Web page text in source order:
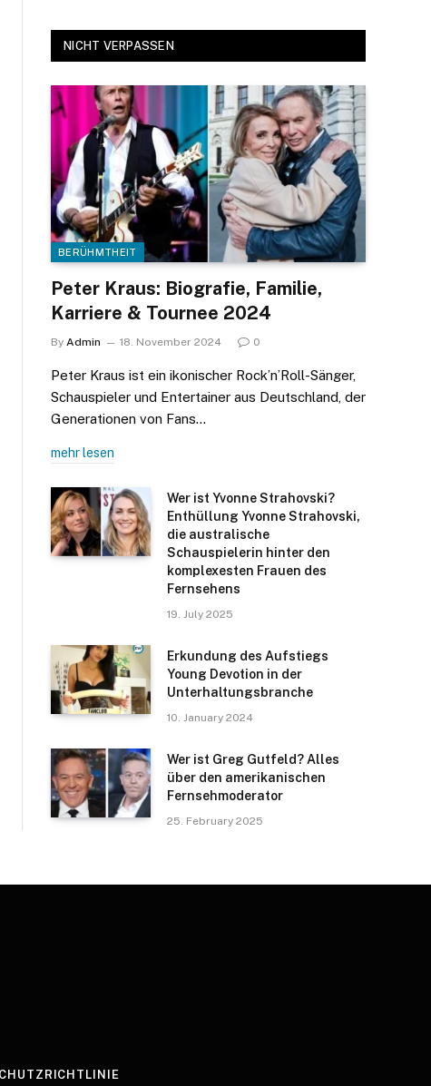
NICHT VERPASSEN
BERÜHMTHEIT
Peter Kraus: Biografie, Familie,
Karriere & Tournee 2024
By Admin 18. November 2024 0
Peter Kraus ist ein ikonischer Rock’n’Roll-Sänger,
Schauspieler und Entertainer aus Deutschland, der
Generationen von Fans…
mehr lesen
Wer ist Yvonne Strahovski?
Enthüllung Yvonne Strahovski,
die australische
Schauspielerin hinter den
komplexesten Frauen des
Fernsehens
19. July 2025
Erkundung des Aufstiegs
Young Devotion in der
Unterhaltungsbranche
10. January 2024
Wer ist Greg Gutfeld? Alles
über den amerikanischen
Fernsehmoderator
25. February 2025